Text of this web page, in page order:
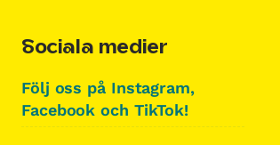
Sociala medier
Följ oss på Instagram,
Facebook och TikTok!